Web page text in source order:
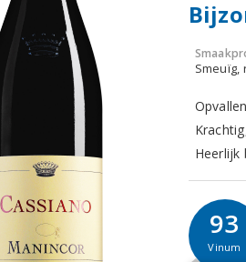
Smeuïg,
Heerlijk
93
Vinum